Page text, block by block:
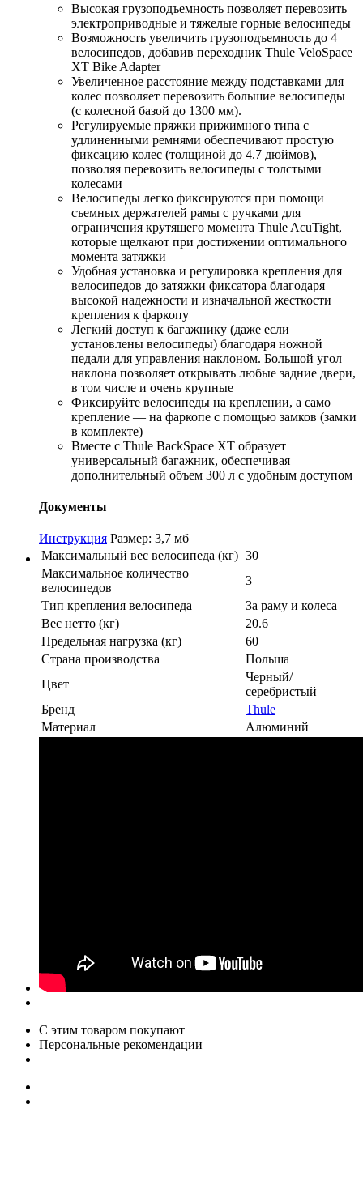
Высокая грузоподъемность позволяет перевозить
электроприводные и тяжелые горные велосипеды
Возможность увеличить грузоподъемность до 4
велосипедов, добавив переходник Thule VeloSpace
XT Bike Adapter
Увеличенное расстояние между подставками для
колес позволяет перевозить большие велосипеды
(с колесной базой до 1300 мм).
Регулируемые пряжки прижимного типа с
удлиненными ремнями обеспечивают простую
фиксацию колес (толщиной до 4.7 дюймов),
позволяя перевозить велосипеды с толстыми
колесами
Велосипеды легко фиксируются при помощи
съемных держателей рамы с ручками для
ограничения крутящего момента Thule AcuTight,
которые щелкают при достижении оптимального
момента затяжки
Удобная установка и регулировка крепления для
велосипедов до затяжки фиксатора благодаря
высокой надежности и изначальной жесткости
крепления к фаркопу
Легкий доступ к багажнику (даже если
установлены велосипеды) благодаря ножной
педали для управления наклоном. Большой угол
наклона позволяет открывать любые задние двери,
в том числе и очень крупные
Фиксируйте велосипеды на креплении, а само
крепление — на фаркопе с помощью замков (замки
в комплекте)
Вместе с Thule BackSpace XT образует
универсальный багажник, обеспечивая
дополнительный объем 300 л с удобным доступом
Документы
Инструкция Размер: 3,7 мб
Максимальный вес велосипеда (кг) 30
Максимальное количество
велосипедов
3
Тип крепления велосипеда
За раму и колеса
Вес нетто (кг)
20.6
Предельная нагрузка (кг)
60
Страна производства
Польша
Цвет
Черный/
серебристый
Бренд
Thule
Материал
Алюминий
С этим товаром покупают
Персональные рекомендации